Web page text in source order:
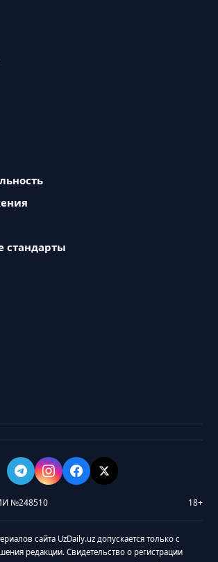
стандарты
№248510 18+
сайта UzDaily.uz допускается только с
редакции. Свидетельство о регистрации